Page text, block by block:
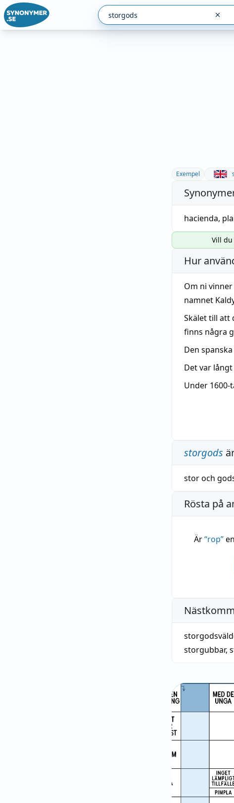
Exempel
hacienda,
Vill
Hur
Om ni
namnet
Skälet till att
finns några
Den
Det var
Under 1600-
storgods
storoch
Rösta på
Är“rop”
storgubbar,